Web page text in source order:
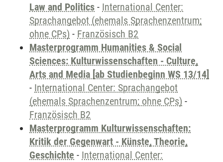
Law and Politics - International Center:
Sprachangebot (ehemals Sprachenzentrum;
ohne CPs) - Französisch B2
Masterprogramm Humanities & Social
Sciences: Kulturwissenschaften - Culture,
Arts and Media [ab Studienbeginn WS 13/14]
- International Center: Sprachangebot
(ehemals Sprachenzentrum; ohne CPs) -
Französisch B2
Masterprogramm Kulturwissenschaften:
Kritik der Gegenwart - Künste, Theorie,
Geschichte - International Center: